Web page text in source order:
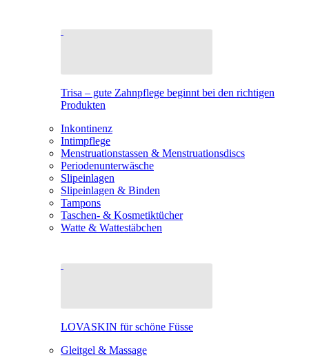
Trisa – gute Zahnpflege beginnt bei den richtigen
Produkten
Inkontinenz
Intimpflege
Menstruationstassen & Menstruationsdiscs
Periodenunterwäsche
Slipeinlagen
Slipeinlagen & Binden
Tampons
Taschen- & Kosmetiktücher
Watte & Wattestäbchen
LOVASKIN für schöne Füsse
Gleitgel & Massage